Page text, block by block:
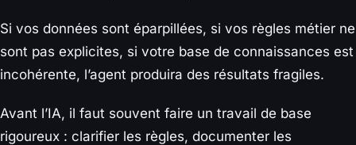
Si vos données sont éparpillées, si vos règles métier ne
sont pas explicites, si votre base de connaissances est
incohérente, l’agent produira des résultats fragiles.
Avant l’IA, il faut souvent faire un travail de base
rigoureux : clarifier les règles, documenter les